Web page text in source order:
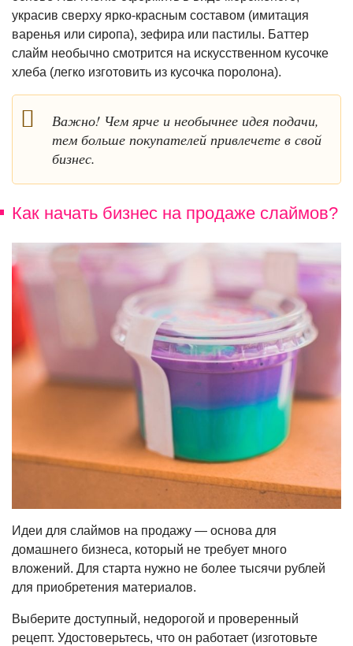
украсив сверху ярко-красным составом (имитация
варенья или сиропа), зефира или пастилы. Баттер
слайм необычно смотрится на искусственном кусочке
хлеба (легко изготовить из кусочка поролона).
Важно! Чем ярче и необычнее идея подачи,
тем больше покупателей привлечете в свой
бизнес.
Как начать бизнес на продаже слаймов?
Идеи для слаймов на продажу — основа для
домашнего бизнеса, который не требует много
вложений. Для старта нужно не более тысячи рублей
для приобретения материалов.
Выберите доступный, недорогой и проверенный
рецепт. Удостоверьтесь, что он работает (изготовьте